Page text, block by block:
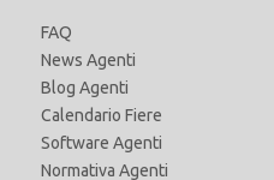
FAQ
News Agenti
Blog Agenti
Calendario Fiere
Software Agenti
Normativa Agenti